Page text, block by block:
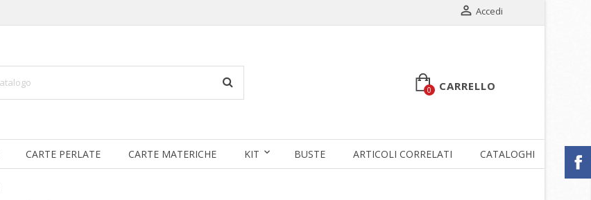
 Accedi
CARRELLO
0
CARTE PERLATE CARTE MATERICHE KIT BUSTE ARTICOLI CORRELATI CATALOGHI